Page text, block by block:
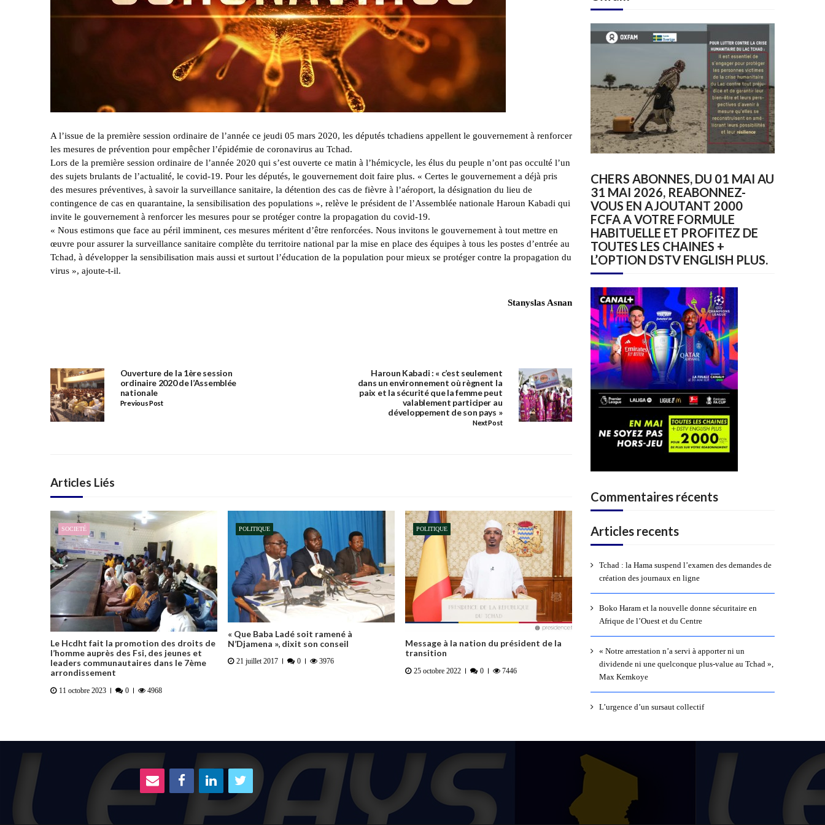
A l’issue de la première session ordinaire de l’année ce jeudi 05 mars 2020, les députés tchadiens appellent le gouvernement à renforcer
les mesures de prévention pour empêcher l’épidémie de coronavirus au Tchad.
Lors de la première session ordinaire de l’année 2020 qui s’est ouverte ce matin à l’hémicycle, les élus du peuple n’ont pas occulté l’un
des sujets brulants de l’actualité, le covid-19. Pour les députés, le gouvernement doit faire plus. « Certes le gouvernement a déjà pris
des mesures préventives, à savoir la surveillance sanitaire, la détention des cas de fièvre à l’aéroport, la désignation du lieu de
contingence de cas en quarantaine, la sensibilisation des populations », relève le président de l’Assemblée nationale Haroun Kabadi qui
invite le gouvernement à renforcer les mesures pour se protéger contre la propagation du covid-19.
« Nous estimons que face au péril imminent, ces mesures méritent d’être renforcées. Nous invitons le gouvernement à tout mettre en
œuvre pour assurer la surveillance sanitaire complète du territoire national par la mise en place des équipes à tous les postes d’entrée au
Tchad, à développer la sensibilisation mais aussi et surtout l’éducation de la population pour mieux se protéger contre la propagation du
virus », ajoute-t-il.
Stanyslas Asnan
Ouverture de la 1ère session
ordinaire 2020 de l’Assemblée
nationale
Previous Post
Haroun Kabadi : « c’est seulement
dans un environnement où règnent la
paix et la sécurité que la femme peut
valablement participer au
développement de son pays »
Next Post
Articles Liés
SOCIETÉ
Le Hcdht fait la promotion des droits de
l’homme auprès des Fsi, des jeunes et
leaders communautaires dans le 7ème
arrondissement
11 octobre 2023 0 4968
POLITIQUE
« Que Baba Ladé soit ramené à
N’Djamena », dixit son conseil
21 juillet 2017 0 3976
POLITIQUE
Message à la nation du président de la
transition
25 octobre 2022 0 7446
CHERS ABONNES, DU 01 MAI AU
31 MAI 2026, REABONNEZ-
VOUS EN AJOUTANT 2000
FCFA A VOTRE FORMULE
HABITUELLE ET PROFITEZ DE
TOUTES LES CHAINES +
L’OPTION DSTV ENGLISH PLUS.
Commentaires récents
Articles recents
Tchad : la Hama suspend l’examen des demandes de
création des journaux en ligne
Boko Haram et la nouvelle donne sécuritaire en
Afrique de l’Ouest et du Centre
« Notre arrestation n’a servi à apporter ni un
dividende ni une quelconque plus-value au Tchad »,
Max Kemkoye
L’urgence d’un sursaut collectif